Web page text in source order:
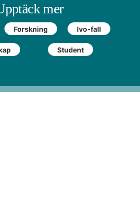
mer
Forskning Ivo-fall
Student